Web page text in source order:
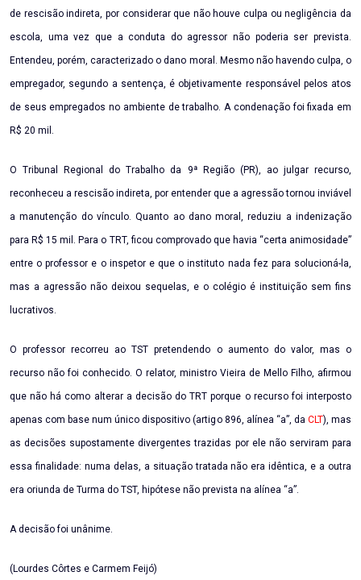
de rescisão indireta, por considerar que não houve culpa ou negligência da
escola, uma vez que a conduta do agressor não poderia ser prevista.
Entendeu, porém, caracterizado o dano moral. Mesmo não havendo culpa, o
empregador, segundo a sentença, é objetivamente responsável pelos atos
de seus empregados no ambiente de trabalho. A condenação foi fixada em
R$ 20 mil.
O Tribunal Regional do Trabalho da 9ª Região (PR), ao julgar recurso,
reconheceu a rescisão indireta, por entender que a agressão tornou inviável
a manutenção do vínculo. Quanto ao dano moral, reduziu a indenização
para R$ 15 mil. Para o TRT, ficou comprovado que havia “certa animosidade”
entre o professor e o inspetor e que o instituto nada fez para solucioná-la,
mas a agressão não deixou sequelas, e o colégio é instituição sem fins
lucrativos.
O professor recorreu ao TST pretendendo o aumento do valor, mas o
recurso não foi conhecido. O relator, ministro Vieira de Mello Filho, afirmou
que não há como alterar a decisão do TRT porque o recurso foi interposto
apenas com base num único dispositivo (artigo 896, alínea “a”, da CLT), mas
as decisões supostamente divergentes trazidas por ele não serviram para
essa finalidade: numa delas, a situação tratada não era idêntica, e a outra
era oriunda de Turma do TST, hipótese não prevista na alínea “a”.
A decisão foi unânime.
(Lourdes Côrtes e Carmem Feijó)